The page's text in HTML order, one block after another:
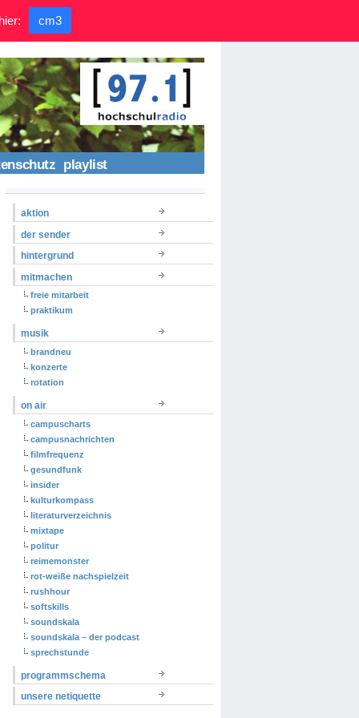
playlist
aktion
der sender
hintergrund
mitmachen
freie mitarbeit
praktikum
musik
brandneu
konzerte
rotation
on air
campuscharts
campusnachrichten
filmfrequenz
gesundfunk
insider
kulturkompass
literaturverzeichnis
mixtape
politur
reimemonster
rot-weiße nachspielzeit
rushhour
softskills
soundskala
soundskala – der podcast
sprechstunde
programmschema
unsere netiquette
cm3